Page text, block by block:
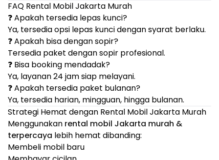
FAQ Rental Mobil Jakarta Murah
❓ Apakah tersedia lepas kunci?
Ya, tersedia opsi lepas kunci dengan syarat berlaku.
❓ Apakah bisa dengan sopir?
Tersedia paket dengan sopir profesional.
❓ Bisa booking mendadak?
Ya, layanan 24 jam siap melayani.
❓ Apakah tersedia paket bulanan?
Ya, tersedia harian, mingguan, hingga bulanan.
Strategi Hemat dengan Rental Mobil Jakarta Murah
Menggunakan rental mobil Jakarta murah &
terpercaya lebih hemat dibanding:
Membeli mobil baru